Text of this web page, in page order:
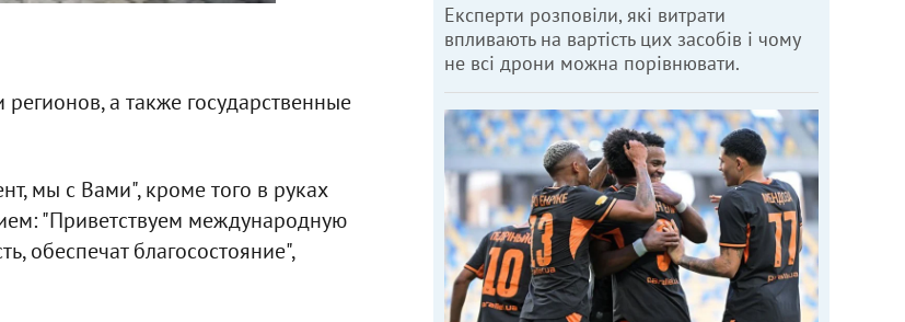
а также государственные
мы с Вами", кроме того в руках
"Приветствуем международную
обеспечат благосостояние",
Експерти розповіли, які витрати
впливають на вартість цих засобів і чому
не всі дрони можна порівнювати.